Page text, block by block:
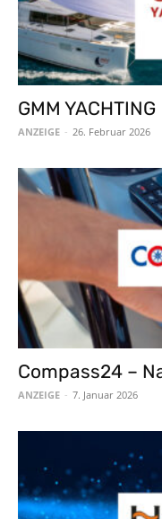
GMM YACHTING
ANZEIGE - 26. Februar 2026
Compass24 –
ANZEIGE - 7. Januar 2026